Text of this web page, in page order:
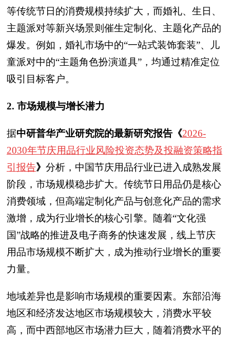
等传统节日的消费规模持续扩大，而婚礼、生日、
主题派对等新兴场景则催生定制化、主题化产品的
爆发。例如，婚礼市场中的“一站式装饰套装”、儿
童派对中的“主题角色扮演道具”，均通过精准定位
吸引目标客户。
2. 市场规模与增长潜力
据中研普华产业研究院的最新研究报告《2026-
2030年节庆用品行业风险投资态势及投融资策略指
引报告》 分析，中国节庆用品行业已进入成熟发展
阶段，市场规模稳步扩大。传统节日用品仍是核心
消费领域，但高端定制化产品与创意化产品的需求
激增，成为行业增长的核心引擎。随着“文化强
国”战略的推进及电子商务的快速发展，线上节庆
用品市场规模不断扩大，成为推动行业增长的重要
力量。
地域差异也是影响市场规模的重要因素。东部沿海
地区和经济发达地区市场规模较大，消费水平较
高，而中西部地区市场潜力巨大，随着消费水平的